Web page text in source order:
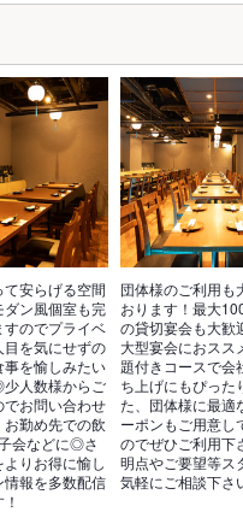
安らげる空間
ダン風個室も完
のでプライベ
目を気にせずの
事を愉しみたい
人数様からご
お問い合わせ
お勤め先での飲
会などに◎さ
よりお得に愉し
報を多数配信
団体様のご利用も
おります！最大
の貸切宴会も大歓
大型宴会におスス
題付きコースで会
ち上げにもぴっ
た、団体様に最適
ーポンもご用意し
のでぜひご利用下
明点やご要望等ス
気軽にご相談下さ